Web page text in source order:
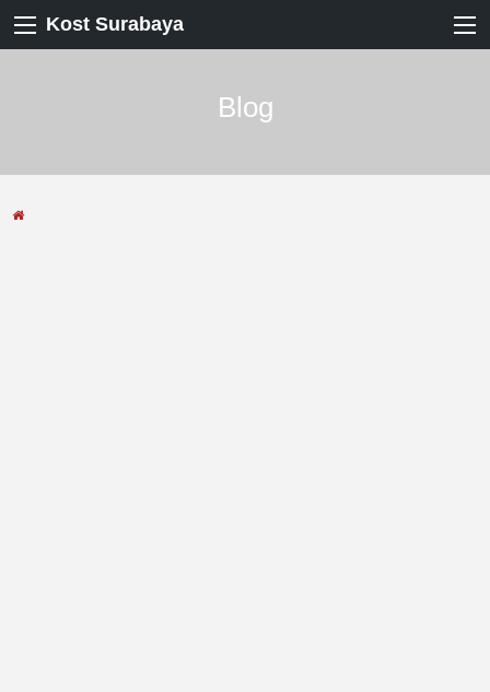
Kost Surabaya
Blog